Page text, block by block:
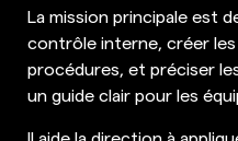
La mission principale est
contrôle interne, créer
procédures, et préciser
un guide clair pour les